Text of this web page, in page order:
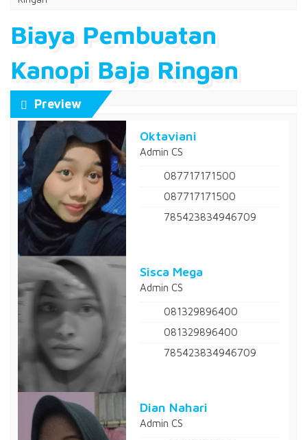
Biaya Pembuatan
Kanopi Baja Ringan
Preview
Oktaviani
Admin CS
087717171500
087717171500
785423834946709
Sisca Mega
Admin CS
081329896400
081329896400
785423834946709
Dian Nahari
Admin CS